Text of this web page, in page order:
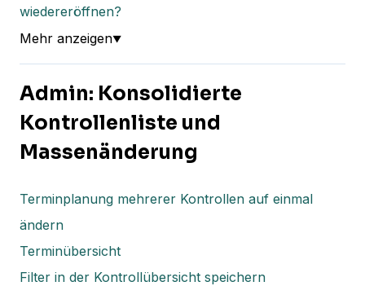
wiedereröffnen?
Mehr anzeigen▼
Admin: Konsolidierte
Kontrollenliste und
Massenänderung
Terminplanung mehrerer Kontrollen auf einmal
ändern
Terminübersicht
Filter in der Kontrollübersicht speichern